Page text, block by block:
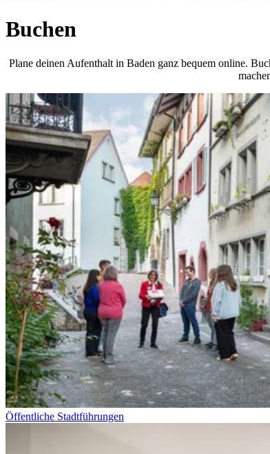
Buchen
Plane deinen Aufenthalt in Baden ganz bequem online.
Öffentliche Stadtführungen